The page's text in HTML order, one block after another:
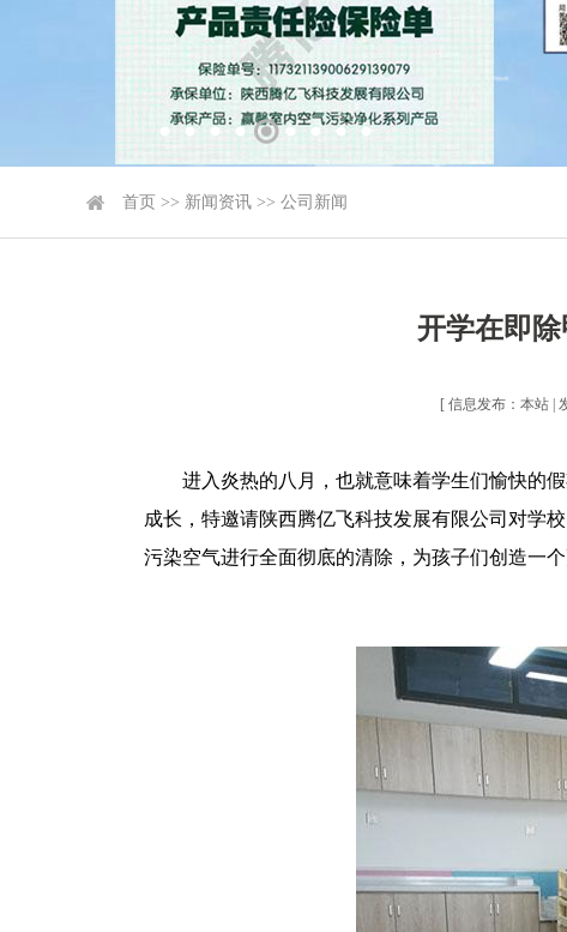
首页 >> 新闻资讯 >> 公司新闻
开学在即
[ 信息发布：本站 |
进入炎热的八月，也就意味着学生们愉快的
成长，特邀请陕西腾亿飞科技发展有限公司对学
污染空气进行全面彻底的清除，为孩子们创造一